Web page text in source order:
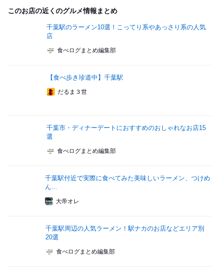
このお店の近くのグルメ情報まとめ
千葉駅のラーメン10選！こってり系やあっさり系の人気
店
食べログまとめ編集部
【食べ歩き珍道中】千葉駅
だるま３世
千葉市・ディナーデートにおすすめのおしゃれなお店15
選
食べログまとめ編集部
千葉駅付近で実際に食べてみた美味しいラーメン、つけめ
ん...
大帝オレ
千葉駅周辺の人気ラーメン！駅ナカのお店などエリア別
20選
食べログまとめ編集部